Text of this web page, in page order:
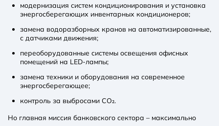
модернизация систем кондиционирования и установка
энергосберегающих инвентарных кондиционеров;
замена водоразборных кранов на автоматизированные,
с датчиками движения;
переоборудованные системы освещения офисных
помещений на LED-лампы;
замена техники и оборудования на современное
энергосберегающее;
контроль за выбросами CO₂.
Но главная миссия банковского сектора – максимально